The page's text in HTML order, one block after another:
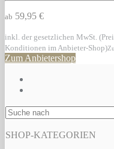
ab 59,95 €
inkl. der gesetzlichen MwSt.
Konditionen im Anbieter-Shop)
Zum Anbietershop
SHOP-KATEGORIEN